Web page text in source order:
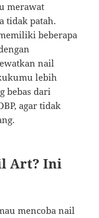
merawat
tidak patah.
beberapa
nail
lebih
bebas dari
agar tidak
Art? Ini
mencoba nail